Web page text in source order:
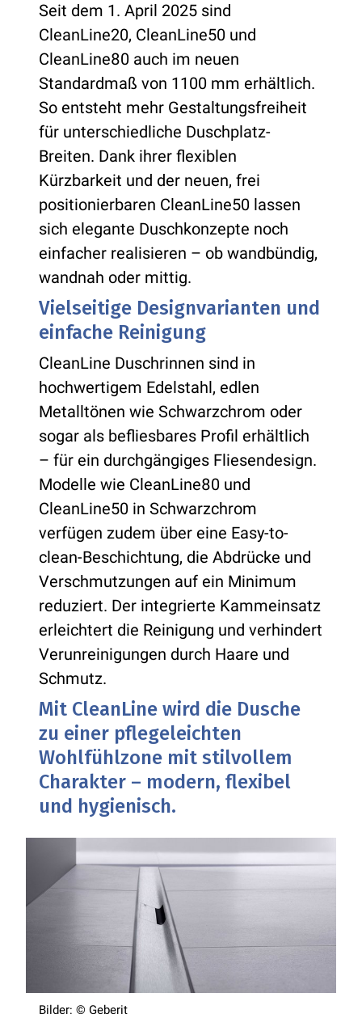
Seit dem 1. April 2025 sind
CleanLine20, CleanLine50 und
CleanLine80 auch im neuen
Standardmaß von 1100 mm erhältlich.
So entsteht mehr Gestaltungsfreiheit
für unterschiedliche Duschplatz-
Breiten. Dank ihrer flexiblen
Kürzbarkeit und der neuen, frei
positionierbaren CleanLine50 lassen
sich elegante Duschkonzepte noch
einfacher realisieren – ob wandbündig,
wandnah oder mittig.
Vielseitige Designvarianten und
einfache Reinigung
CleanLine Duschrinnen sind in
hochwertigem Edelstahl, edlen
Metalltönen wie Schwarzchrom oder
sogar als befliesbares Profil erhältlich
– für ein durchgängiges Fliesendesign.
Modelle wie CleanLine80 und
CleanLine50 in Schwarzchrom
verfügen zudem über eine Easy-to-
clean-Beschichtung, die Abdrücke und
Verschmutzungen auf ein Minimum
reduziert. Der integrierte Kammeinsatz
erleichtert die Reinigung und verhindert
Verunreinigungen durch Haare und
Schmutz.
Mit CleanLine wird die Dusche
zu einer pflegeleichten
Wohlfühlzone mit stilvollem
Charakter – modern, flexibel
und hygienisch.
Bilder: © Geberit